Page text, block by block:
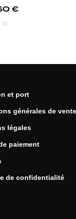
€
et port
générales de vente
légales
paiement
de confidentialité